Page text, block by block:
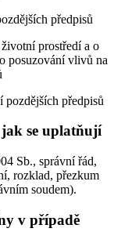
předpisů
prostředí a o
posuzování vlivů na
pozdějších předpisů
se uplatňují
Sb., správní řád,
rozklad, přezkum
soudem).
v případě